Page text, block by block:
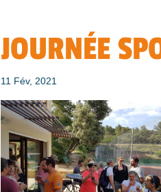
JOURNÉE
11 Fév, 2021